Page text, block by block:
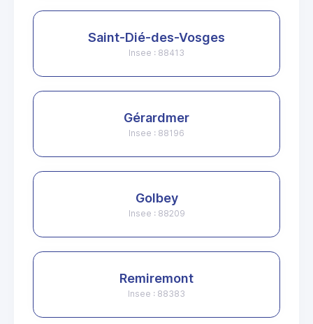
Saint-Dié-des-Vosges
Insee : 88413
Gérardmer
Insee : 88196
Golbey
Insee : 88209
Remiremont
Insee : 88383